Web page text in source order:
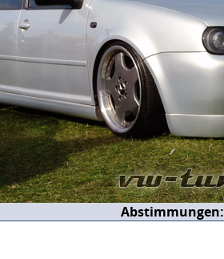
Abstimmungen: